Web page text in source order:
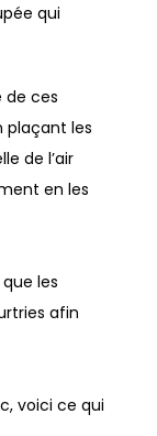
qui
de ces
plaçant les
de l’air
en les
les
afin
voici ce qui